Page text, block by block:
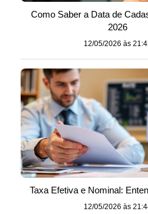
Como Saber a Data de
2026
12/05/2026 às
Taxa Efetiva e Nominal:
12/05/2026 às